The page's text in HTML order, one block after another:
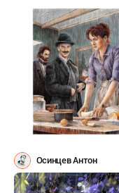
Осинцев Антон